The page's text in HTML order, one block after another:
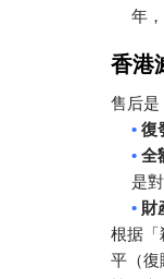
年
香港
售后是
• 復
• 全
是
• 財
根据「
平（復